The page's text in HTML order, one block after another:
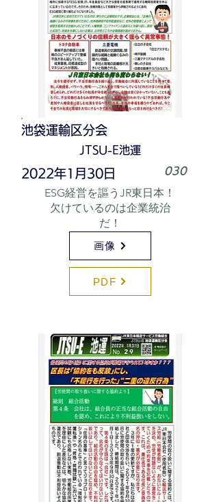
池袋運輸区分会
JTSU-E池運
2022年1月30日 030
ESG経営を謳うJR東日本！
欠けているのは企業統治
だ！
画像
PDF